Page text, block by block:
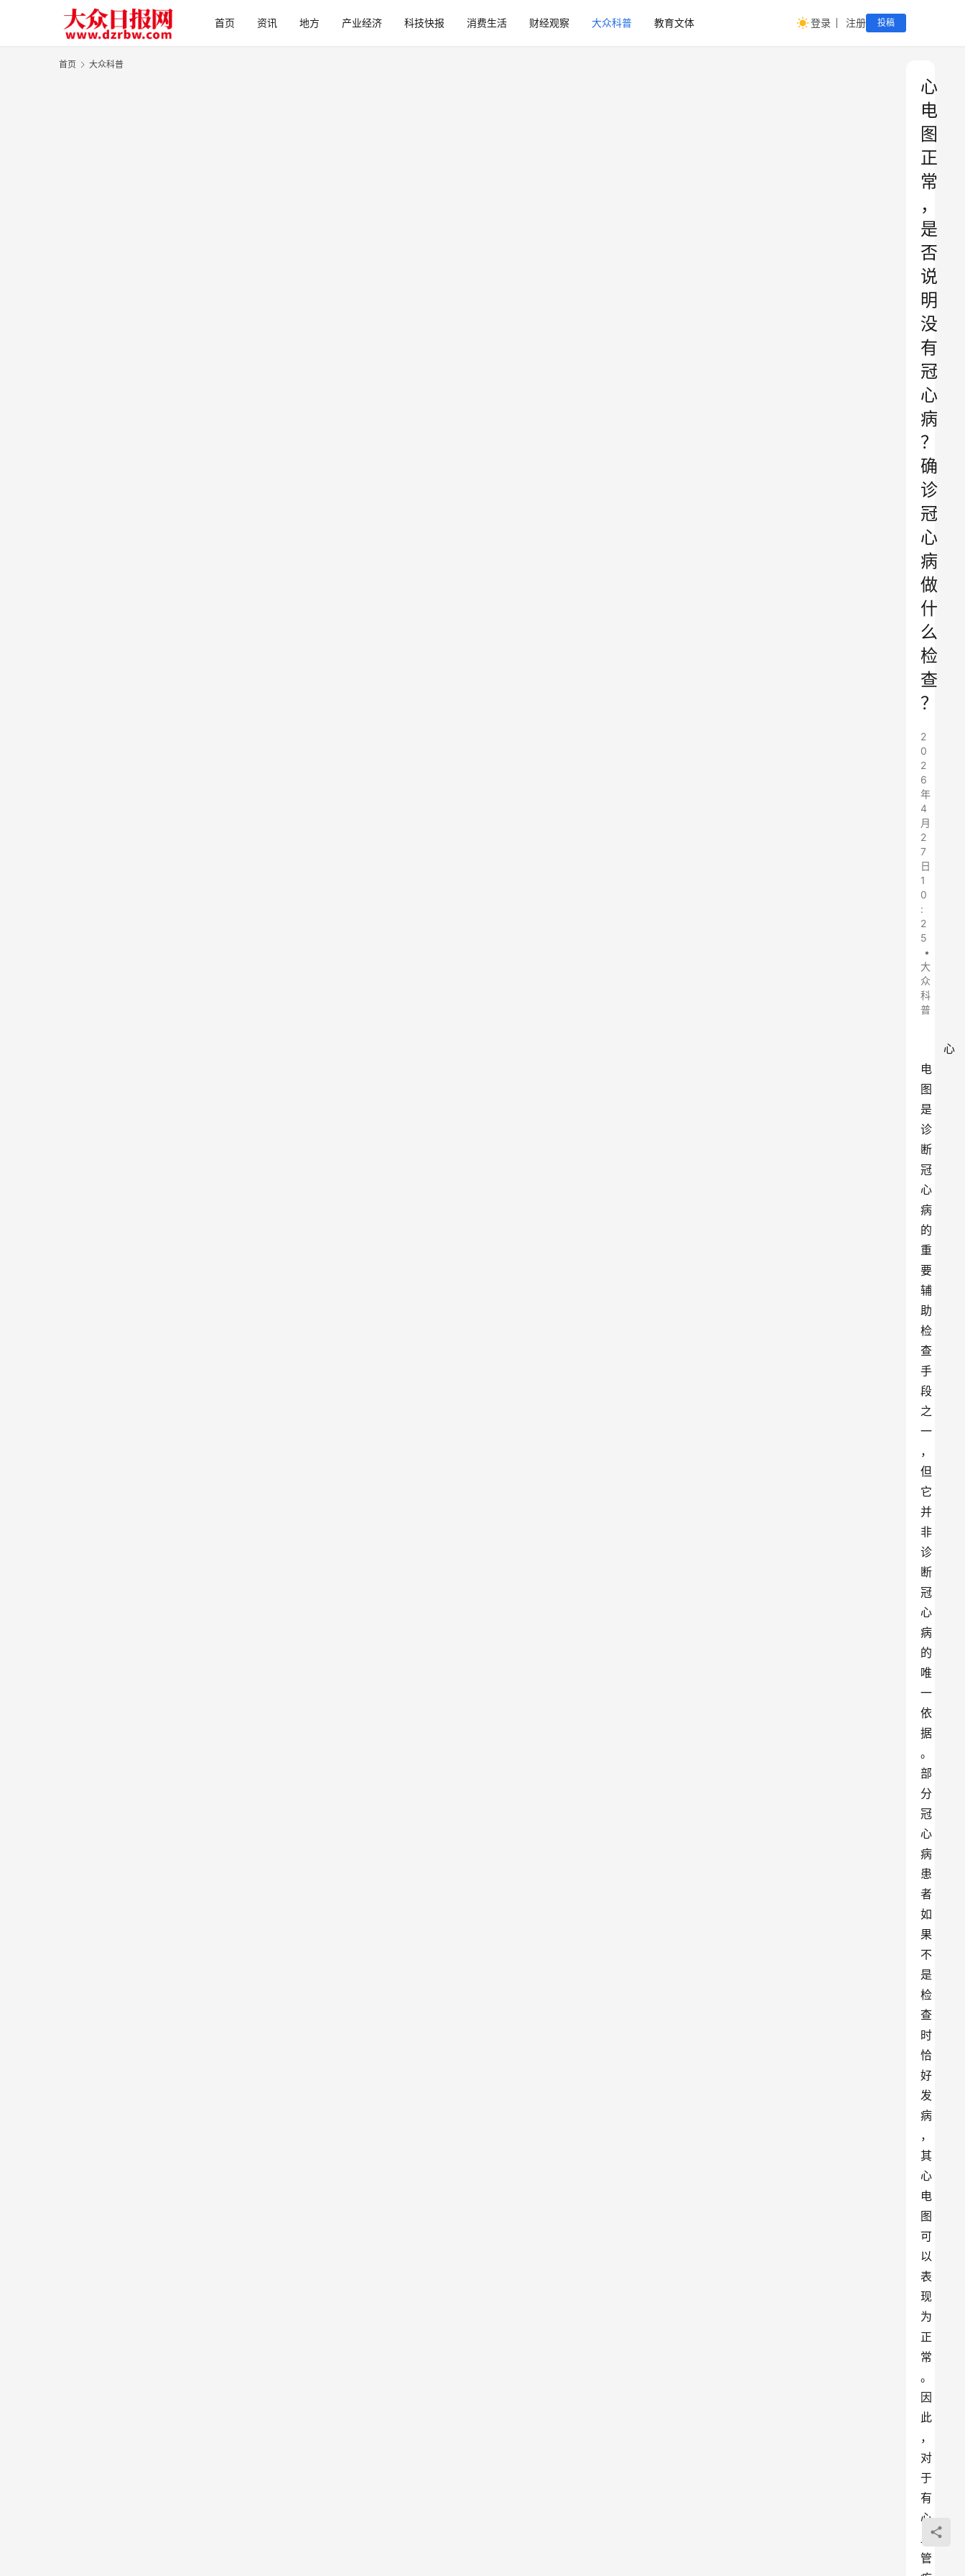
首页 资讯 地方 产业经济 科技快报 消费生活 财经观察 大众科普 教育文体 登录 注册 投稿
首页 大众科普
心
电
图
正
常
，
是
否
说
明
没
有
冠
心
病
？
确
诊
冠
心
病
做
什
么
检
查
？
2
0
2
6
年
4
月
2
7
日
1
0
:
2
5
•
大
众
科
普
心
电
图
是
诊
断
冠
心
病
的
重
要
辅
助
检
查
手
段
之
一
，
但
它
并
非
诊
断
冠
心
病
的
唯
一
依
据
。
部
分
冠
心
病
患
者
如
果
不
是
检
查
时
恰
好
发
病
，
其
心
电
图
可
以
表
现
为
正
常
。
因
此
，
对
于
有
心
血
管